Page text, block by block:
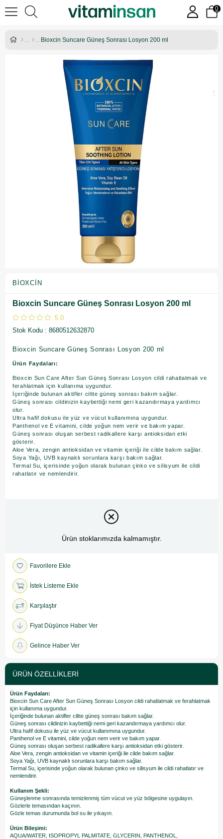
0
Bioxcin Suncare Güneş Sonrası Losyon 200 ml
BIOXCIN
Bioxcin Suncare Güneş Sonrası Losyon 200 ml
5.0
Stok Kodu
8680512632870
Bioxcin Suncare Güneş Sonrası Losyon 200 ml
Ürün Faydaları:
Bioxcin Sun Care After Sun Güneş Sonrası Losyon cildi rahatlatmak ve
ferahlatmak için kullanıma uygundur.
İçeriğinde bulunan aktifler ciltte güneş sonrası bakım sağlar.
Güneş sonrası cildinizin kaybettiği nemi geri kazandırmaya yardımcı
olur.
Ultra hafif dokusu ile yüz ve vücut kullanımına uygundur.
Panthenol ve E vitamini, cilde yoğun nem verir ve bakım yapar.
Güneş sonrası oluşan serbest radikallere karşı antioksidan etki
gösterir.
Aloe Vera, zengin antioksidan ve vitamin içeriği ile cilde bakım sağlar.
Soya Yağı, UVB kaynaklı sorunlara karşı bakım sağlar.
Termal Su, içerisinde yoğun olarak bulunan çinko ve silisyum ile cildi
rahatlatır ve nemlendirir.
Ürün stoklarımızda kalmamıştır.
Favorilere Ekle
İstek Listeme Ekle
Karşılaştır
Fiyat Düşünce Haber Ver
Gelince Haber Ver
ÜRÜN ÖZELLIKLERI
Ürün Faydaları:
Bioxcin Sun Care After Sun Güneş Sonrası Losyon cildi rahatlatmak ve ferahlatmak
için kullanıma uygundur.
İçeriğinde bulunan aktifler ciltte güneş sonrası bakım sağlar.
Güneş sonrası cildinizin kaybettiği nemi geri kazandırmaya yardımcı olur.
Ultra hafif dokusu ile yüz ve vücut kullanımına uygundur.
Panthenol ve E vitamini, cilde yoğun nem verir ve bakım yapar.
Güneş sonrası oluşan serbest radikallere karşı antioksidan etki gösterir.
Aloe Vera, zengin antioksidan ve vitamin içeriği ile cilde bakım sağlar.
Soya Yağı, UVB kaynaklı sorunlara karşı bakım sağlar.
Termal Su, içerisinde yoğun olarak bulunan çinko ve silisyum ile cildi rahatlatır ve
nemlendirir.
Kullanım Şekli:
Güneşlenme sonrasında temizlenmiş tüm vücut ve yüz bölgesine uygulayın.
Gözlerle temasından kaçının.
​Gözle temas durumunda bol su ile yıkayın.
Ürün Bileşimi:
AQUA/WATER, ISOPROPYL PALMITATE, GLYCERIN, PANTHENOL,